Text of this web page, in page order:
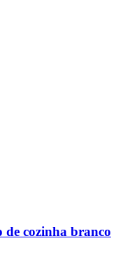
cozinha branco